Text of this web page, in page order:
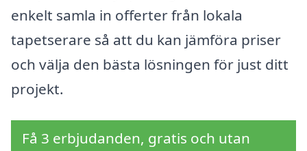
enkelt samla in offerter från lokala
tapetserare så att du kan jämföra priser
och välja den bästa lösningen för just ditt
projekt.
Få 3 erbjudanden, gratis och utan